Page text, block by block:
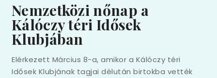
Nemzetközi nőnap a
Kálóczy téri Idősek
Klubjában
Elérkezett Március 8-a, amikor a Kálóczy téri
Idősek Klubjának tagjai délután birtokba vették